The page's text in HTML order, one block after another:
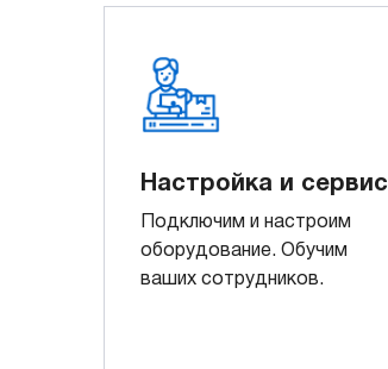
Настройка и сервис
Подключим и настроим
оборудование. Обучим
ваших сотрудников.